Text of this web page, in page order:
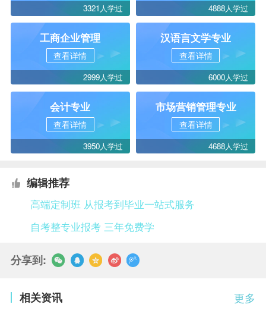
3321人学过 4888人学过
工商企业管理
查看详情
2999人学过
汉语言文学专业
查看详情
6000人学过
会计专业
查看详情
3950人学过
市场营销管理专业
查看详情
4688人学过
编辑推荐
高端定制班 从报考到毕业一站式服务
自考整专业报考 三年免费学
分享到:
更多
相关资讯